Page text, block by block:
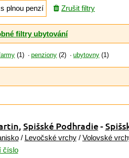
s plnou penzí Zrušit filtry
filtry ubytování
(1) penziony (2) ubytovny (1)
, Spišské Podhradie-
/ Levočské vrchy/ Volovské
číslo